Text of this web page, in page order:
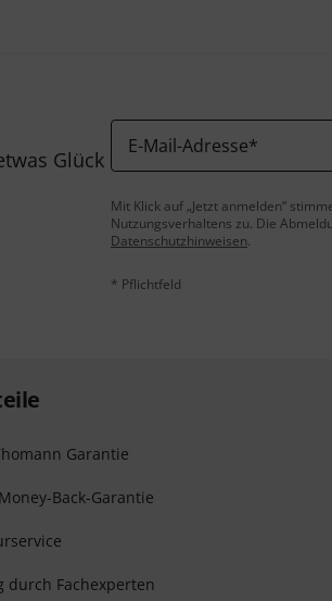
Glück
E-Mail-Adresse*
Mit Klick auf „Jetzt anmelden“
Nutzungsverhaltens zu. Die
Datenschutzhinweisen.
* Pflichtfeld
Garantie
Back-Garantie
durch Fachexperten